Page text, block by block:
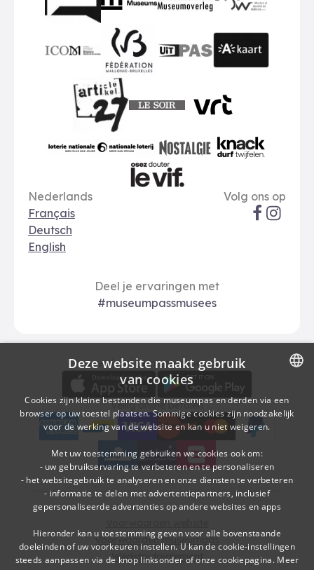
FWB
Art 27
Nostalgie
Taal opties
Nederlands
Français
Deutsch
English
Sociale
Volg ons op
Deel je ervaringen met
#museumpassmusees
Download
Download de museumpas-app
Betalingsopties
Veilig online betalen
American Express
bancontact
visa
Edenred
mc
paypal
kbc
Sodexo Cultuurcheques
belfius
Voorwaarden museumpas
Wedstrijdreglement
DUTCH
FRENCH
Deze website maakt gebruik
van cookies
Cookies zijn kleine bestanden die museumpas en derden via een
browser op uw toestel plaatsen. Sommige cookies zijn noodzakelijk
voor de werking van de website en kan u niet weigeren.
Met uw toestemming gebruiken we cookies ook om:
- uw gebruikservaring te verbeteren en te personaliseren
- het websitegebruik te analyseren en onze diensten te verbeteren
- informatie te delen met advertentiepartners, inclusief
gepersonaliseerde advertenties op andere websites en apps
Hieronder kan u toestemming geven voor alle bovenstaande
doeleinden of uw voorkeuren instellen. U kan de cookie-instellingen
steeds aanpassen via de knop linksonder of onze cookiepagina. Meer